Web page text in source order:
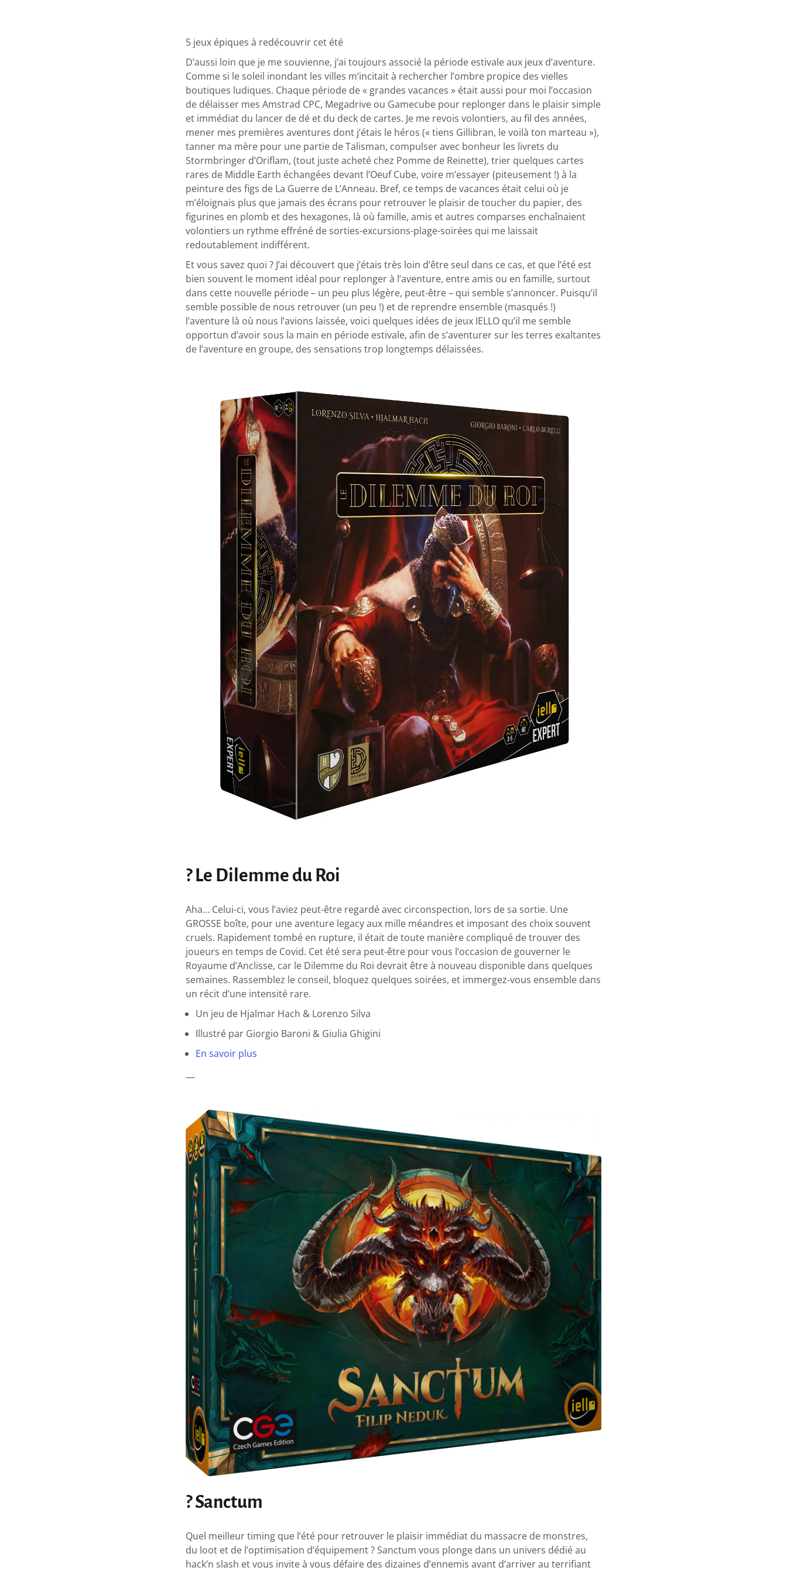
5 jeux épiques à redécouvrir cet été
D’aussi loin que je me souvienne, j’ai toujours associé la période estivale aux jeux d’aventure.
Comme si le soleil inondant les villes m’incitait à rechercher l’ombre propice des vielles
boutiques ludiques. Chaque période de « grandes vacances » était aussi pour moi l’occasion
de délaisser mes Amstrad CPC, Megadrive ou Gamecube pour replonger dans le plaisir simple
et immédiat du lancer de dé et du deck de cartes. Je me revois volontiers, au fil des années,
mener mes premières aventures dont j’étais le héros (« tiens Gillibran, le voilà ton marteau »),
tanner ma mère pour une partie de Talisman, compulser avec bonheur les livrets du
Stormbringer d’Oriflam, (tout juste acheté chez Pomme de Reinette), trier quelques cartes
rares de Middle Earth échangées devant l’Oeuf Cube, voire m’essayer (piteusement !) à la
peinture des figs de La Guerre de L’Anneau. Bref, ce temps de vacances était celui où je
m’éloignais plus que jamais des écrans pour retrouver le plaisir de toucher du papier, des
figurines en plomb et des hexagones, là où famille, amis et autres comparses enchaînaient
volontiers un rythme effréné de sorties-excursions-plage-soirées qui me laissait
redoutablement indifférent.
Et vous savez quoi ? J’ai découvert que j’étais très loin d’être seul dans ce cas, et que l’été est
bien souvent le moment idéal pour replonger à l’aventure, entre amis ou en famille, surtout
dans cette nouvelle période – un peu plus légère, peut-être – qui semble s’annoncer. Puisqu’il
semble possible de nous retrouver (un peu !) et de reprendre ensemble (masqués !)
l’aventure là où nous l’avions laissée, voici quelques idées de jeux IELLO qu’il me semble
opportun d’avoir sous la main en période estivale, afin de s’aventurer sur les terres exaltantes
de l’aventure en groupe, des sensations trop longtemps délaissées.
? Le Dilemme du Roi
Aha… Celui-ci, vous l’aviez peut-être regardé avec circonspection, lors de sa sortie. Une
GROSSE boîte, pour une aventure legacy aux mille méandres et imposant des choix souvent
cruels. Rapidement tombé en rupture, il était de toute manière compliqué de trouver des
joueurs en temps de Covid. Cet été sera peut-être pour vous l’occasion de gouverner le
Royaume d’Anclisse, car le Dilemme du Roi devrait être à nouveau disponible dans quelques
semaines. Rassemblez le conseil, bloquez quelques soirées, et immergez-vous ensemble dans
un récit d’une intensité rare.
Un jeu de Hjalmar Hach & Lorenzo Silva
Illustré par Giorgio Baroni & Giulia Ghigini
En savoir plus
—
? Sanctum
Quel meilleur timing que l’été pour retrouver le plaisir immédiat du massacre de monstres,
du loot et de l’optimisation d’équipement ? Sanctum vous plonge dans un univers dédié au
hack’n slash et vous invite à vous défaire des dizaines d’ennemis avant d’arriver au terrifiant